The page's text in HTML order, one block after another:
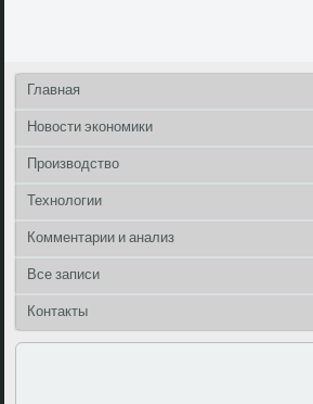
Главная
Новости экономики
Производство
Технологии
Комментарии и анализ
Все записи
Контакты